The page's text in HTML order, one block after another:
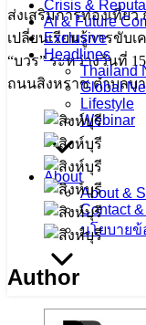
Crisis &
AI & Future
Exclusive
Headlines
Thailand
Global
Lifestyle
Webinar
About
About &
Contact
นโยบาย
ส่งเสริมการท่องเที่ย
เปลี่ยนเรียนรู้การขับ
“บวร” ระหว่างวันที่
ถนนสิงหราช ตำบลบ
Author